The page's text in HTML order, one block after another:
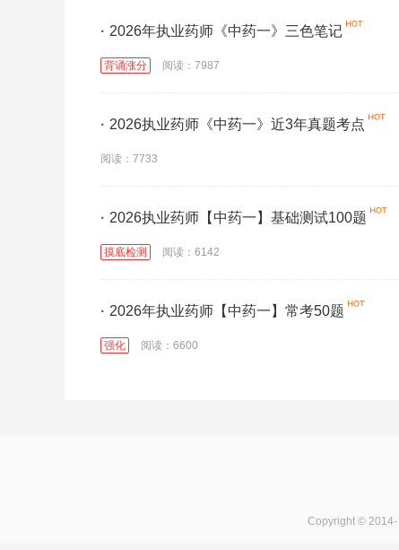
· 2026年执业药师《中药一》三色笔记
背诵涨分 阅读：7987
· 2026执业药师《中药一》近3年真题考点
阅读：7733
· 2026执业药师【中药一】基础测试100题
摸底检测 阅读：6142
· 2026年执业药师【中药一】常考50题
强化 阅读：6600
Copyright © 2014-